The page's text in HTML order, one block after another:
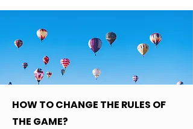
HOW TO CHANGE THE RULES OF
THE GAME?